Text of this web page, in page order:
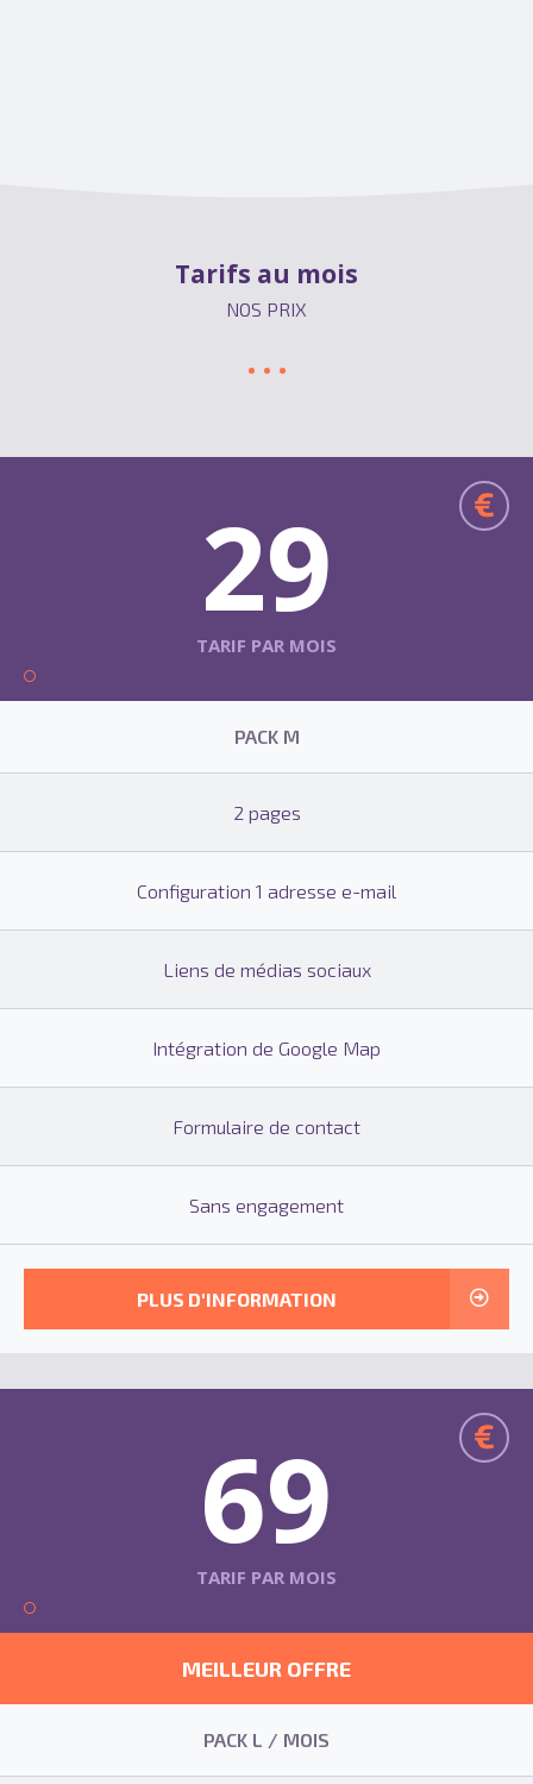
Tarifs au mois
NOS PRIX
29
TARIF PAR MOIS
€
PACK M
2 pages
Configuration 1 adresse e-mail
Liens de médias sociaux
Intégration de Google Map
Formulaire de contact
Sans engagement
PLUS D'INFORMATION
69
TARIF PAR MOIS
€
MEILLEUR OFFRE
PACK L / MOIS